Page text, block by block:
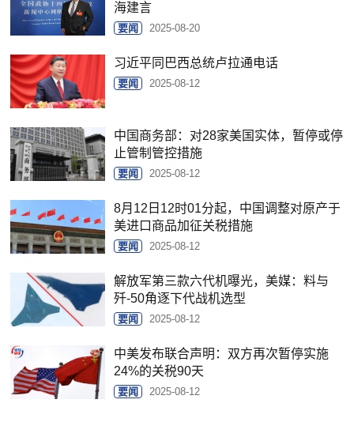
海建言
要闻 2025-08-20
习近平同巴西总统卢拉通电话
要闻 2025-08-12
中国商务部：对28家美国实体，暂停或停
止管制管控措施
要闻 2025-08-12
8月12日12时01分起，中国调整对原产于
美进口商品加征关税措施
要闻 2025-08-12
解放军第三款六代机曝光，美媒：料与
歼-50角逐下代战机选型
要闻 2025-08-12
中美发布联合声明：双方再次暂停实施
24%的关税90天
要闻 2025-08-12